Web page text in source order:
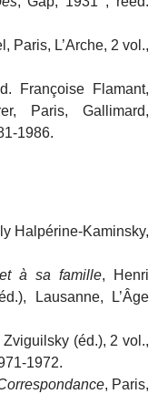
Paris, L’Arche, 2 vol.,
Françoise Flamant,
Paris, Gallimard,
1986.
Halpérine-Kaminsky,
à sa famille, Henri
Lausanne, L’Âge
Zviguilsky (éd.), 2 vol.,
1972.
, Paris,